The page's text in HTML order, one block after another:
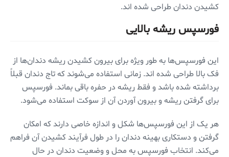
کشیدن دندان طراحی شده اند.
فورسپس ریشه بالایی
این فورسپس‌ها به طور ویژه برای بیرون کشیدن ریشه دندان‌ها از
فک بالا طراحی شده اند. زمانی استفاده می‌شوند که تاج دندان قبلاً
برداشته شده باشد و فقط ریشه در حفره باقی بماند. فورسپس
برای گرفتن ریشه و بیرون آوردن آن از سوکت استفاده می‌شود.
هر یک از این فورسپس‌ها شکل و اندازه خاصی دارند که امکان
گرفتن و دستکاری بهینه دندان را در طول فرآیند کشیدن آن فراهم
می‌کند. انتخاب فورسپس به محل و وضعیت دندان در حال